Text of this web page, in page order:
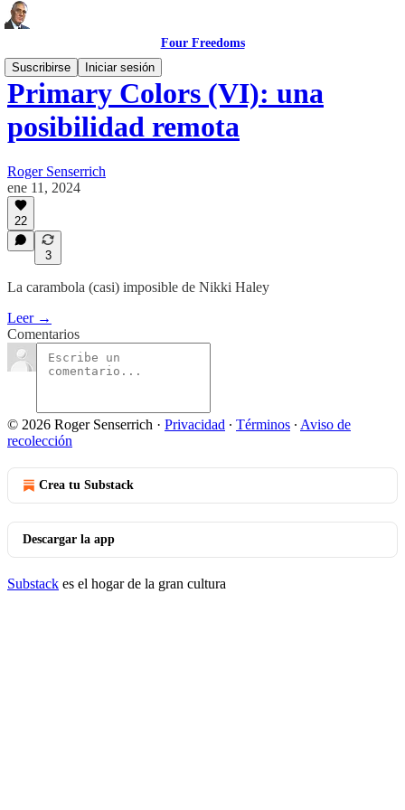
Four Freedoms
Suscribirse
Iniciar sesión
Primary Colors (VI): una
posibilidad remota
Roger Senserrich
ene 11, 2024
22
3
La carambola (casi) imposible de Nikki Haley
Leer →
Comentarios
© 2026 Roger Senserrich · Privacidad ∙ Términos ∙ Aviso de
recolección
Crea tu Substack
Descargar la app
Substack es el hogar de la gran cultura